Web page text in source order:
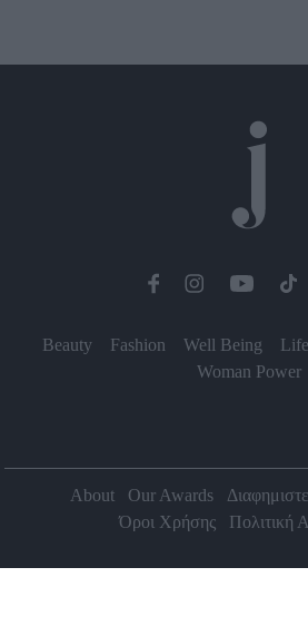
Beauty Fashion Well Being
Woman Power
About Our Awards
Όροι Χρήσης
Πολιτική